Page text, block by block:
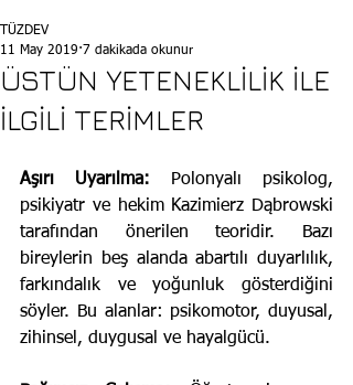
ÜSTÜN YETENEKLİLİK İLE
İLGİLİ TERİMLER
TÜZDEV
11 May 2019 7 dakikada okunur
Aşırı Uyarılma:
Polonyalı psikolog,
psikiyatr ve hekim Kazimierz Dąbrowski
tarafından önerilen teoridir. Bazı
bireylerin beş alanda abartılı duyarlılık,
farkındalık ve yoğunluk gösterdiğini
söyler. Bu alanlar: psikomotor, duyusal,
zihinsel, duygusal ve hayalgücü.